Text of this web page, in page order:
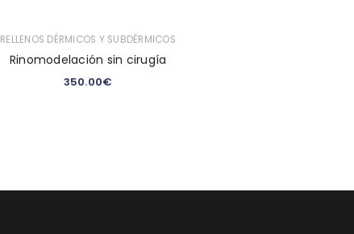
RELLENOS DÉRMICOS Y SUBDÉRMICOS
Rinomodelación sin cirugía
350.00€